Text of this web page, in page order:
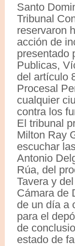
Santo
Tribunal
reservaron
acción de
presentado
Publicas,
del artículo
Procesal
cualquier
contra los
El tribunal
Milton Ray
escuchar
Antonio
Rúa, del
Tavera y
Cámara de
de un día a
para el
de
estado de